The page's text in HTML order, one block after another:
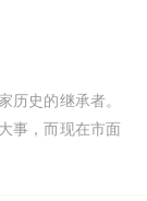
史的继承者。
事，而现在市面